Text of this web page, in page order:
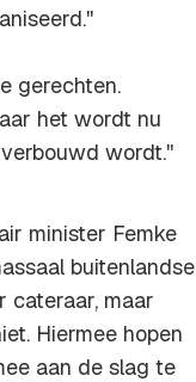
gerechten.
het wordt nu
wordt.''
minister Femke
buitenlandse
cateraar, maar
Hiermee hopen
aan de slag te